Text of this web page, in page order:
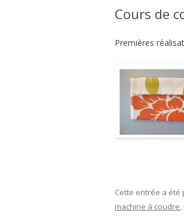
Cours de
Premières
Cette entrée a été
machine à coudre